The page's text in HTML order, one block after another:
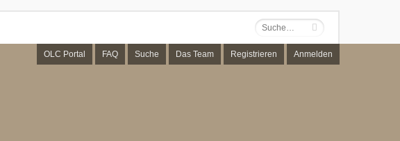
OLC Portal FAQ Suche Das Team Registrieren Anmelden